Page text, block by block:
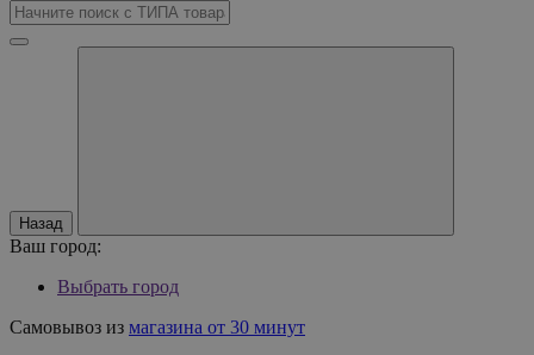
Назад
Ваш город:
Выбрать город
Самовывоз из магазина от 30 минут